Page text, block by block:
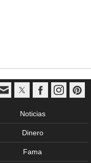
Noticias
Dinero
Fama